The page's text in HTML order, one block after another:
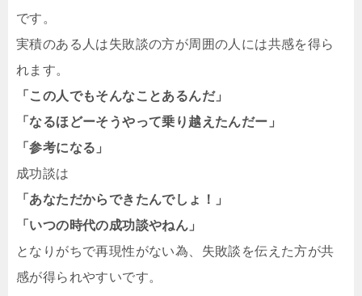
です。
実積のある人は失敗談の方が周囲の人には共感を得ら
れます。
「この人でもそんなことあるんだ」
「なるほどーそうやって乗り越えたんだー」
「参考になる」
成功談は
「あなただからできたんでしょ！」
「いつの時代の成功談やねん」
となりがちで再現性がない為、失敗談を伝えた方が共
感が得られやすいです。